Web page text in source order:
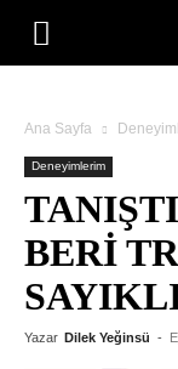
Ana Sayfa
Deneyimlerim
BERI
Yazar Dilek Yeğinsü -